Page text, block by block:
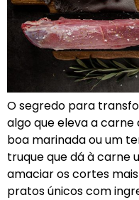
O segredo para
algo que eleva a
boa marinada ou um
truque que dá à carne
amaciar os cortes
pratos únicos com